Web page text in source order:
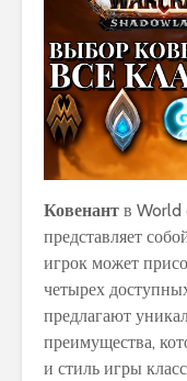
Ковенант в World
представляет
игрок может
четырех
предлагают
преимущества,
и стиль игры